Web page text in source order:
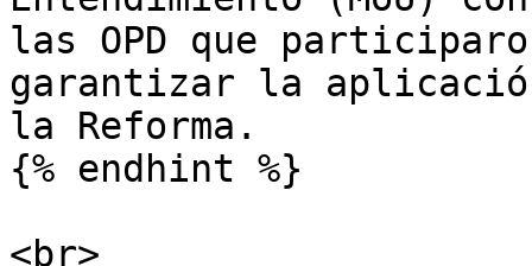
las OPD que
garantizar la
la Reforma.
{% endhint %}